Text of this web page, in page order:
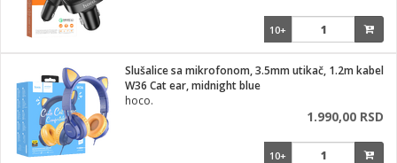
10+
Slušalice sa mikrofonom, 3.5mm utikač, 1.2m kabel
W36 Cat ear, midnight blue
hoco.
1.990,00 RSD
10+